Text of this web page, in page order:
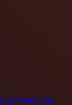
prawo do